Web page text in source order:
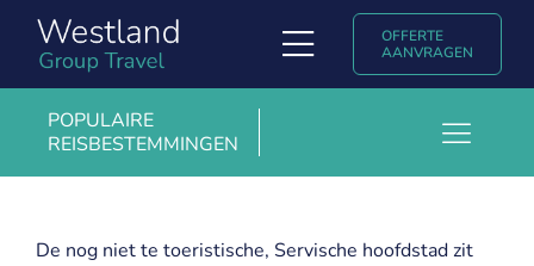
inhoud
Toggle
Navigation
Soorten reizen
OFFERTE
AANVRAGEN
POPULAIRE
REISBESTEMMINGEN
Boedapest
De nog niet te toeristische, Servische hoofdstad zit